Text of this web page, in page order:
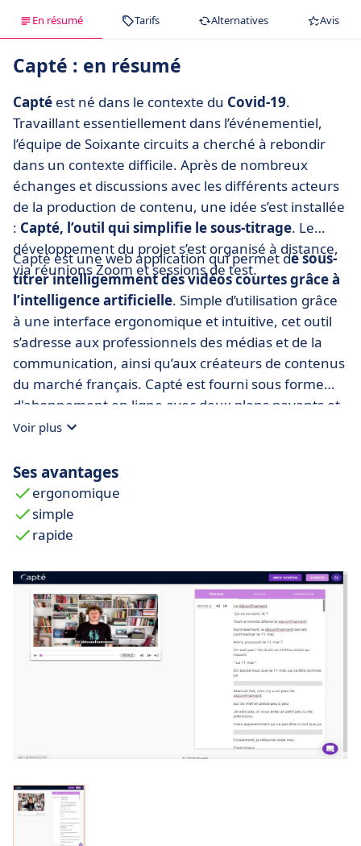
En résumé Tarifs Alternatives Avis
Capté : en résumé
Capté est né dans le contexte du Covid-19.
Travaillant essentiellement dans l’événementiel,
l’équipe de Soixante circuits a cherché à rebondir
dans un contexte difficile. Après de nombreux
échanges et discussions avec les différents acteurs
de la production de contenu, une idée s’est installée
: Capté, l’outil qui simplifie le sous-titrage. Le
développement du projet s’est organisé à distance,
via réunions Zoom et sessions de test.
Capté est une web application qui permet de sous-
titrer intelligemment des vidéos courtes grâce à
l’intelligence artificielle. Simple d’utilisation grâce
à une interface ergonomique et intuitive, cet outil
s’adresse aux professionnels des médias et de la
communication, ainsi qu’aux créateurs de contenus
du marché français. Capté est fourni sous forme
d'abonnement en ligne avec deux plans payants et
une vidéo d’essai gratuite.
Voir plus
Ses avantages
ergonomique
simple
rapide